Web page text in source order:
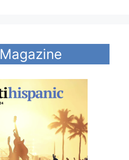
Magazine